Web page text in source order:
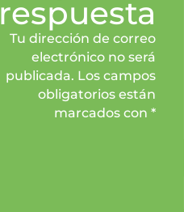
respuesta
Tu dirección de correo
electrónico no será
publicada. Los campos
obligatorios están
marcados con *